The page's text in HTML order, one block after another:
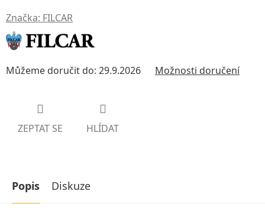
Značka: FILCAR
Můžeme doručit do: 29.9.2026 Možnosti doručení
ZEPTAT SE HLÍDAT
Popis Diskuze